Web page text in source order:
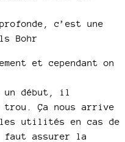
c’est une
Bohr
et cependant on
un début, il
trou. Ça nous arrive
les utilités en cas de
assurer la